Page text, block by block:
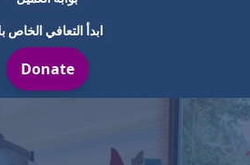
ابدأ التعافي الخاص